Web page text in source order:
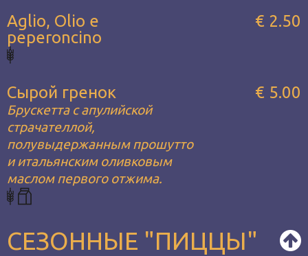
Aglio, Olio e
peperoncino
€ 2.50
Сырой гренок
Брускетта с апулийской
страчателлой,
полувыдержанным прошутто
и итальянским оливковым
маслом первого отжима.
€ 5.00
СЕЗОННЫЕ "ПИЦЦЫ"